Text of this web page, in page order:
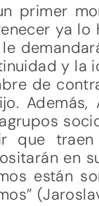
primer
ya lo
y la
de
que
en
están